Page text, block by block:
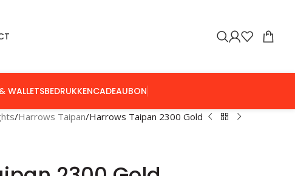
WALLETSBEDRUKKENCADEAUBON
Harrows Taipan Harrows Taipan 2300 Gold